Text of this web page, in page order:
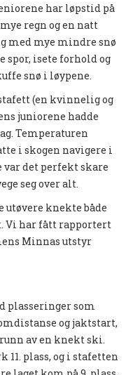
har løpstid på
regn og en natt
med mye mindre snø
spor, isete forhold og
snø i løypene.
(en kvinnelig og
juniorene hadde
Temperaturen
i skogen navigere i
var det perfekt skare
seg over alt.
utøvere knekte både
Vi har fått rapportert
Minnas utstyr
plasseringer som
og jaktstart,
av en knekt ski.
11. plass, og i stafetten